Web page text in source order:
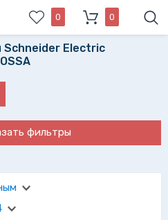
0 0
Schneider Electric
фильтры
GLOSSA удовлетворят любые
интерьера квартиры.
schneider electric